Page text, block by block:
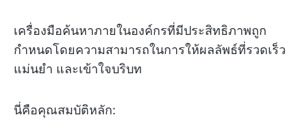
เครื่องมือค้นหาภายในองค์กรที่มีประสิทธิภาพถูก
กำหนดโดยความสามารถในการให้ผลลัพธ์ที่รวดเร็ว
แม่นยำ และเข้าใจบริบท
นี่คือคุณสมบัติหลัก: